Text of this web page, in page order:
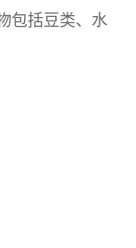
包括豆类、水